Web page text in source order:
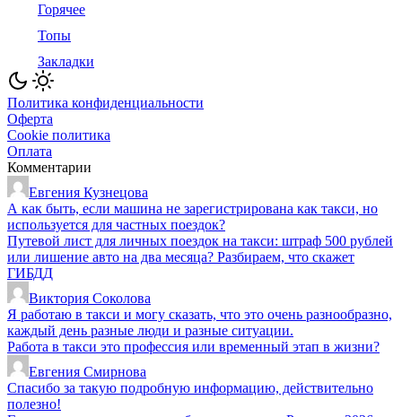
Горячее
Топы
Закладки
Политика конфиденциальности
Оферта
Cookie политика
Оплата
Комментарии
Евгения Кузнецова
А как быть, если машина не зарегистрирована как такси, но
используется для частных поездок?
Путевой лист для личных поездок на такси: штраф 500 рублей
или лишение авто на два месяца? Разбираем, что скажет
ГИБДД
Виктория Соколова
Я работаю в такси и могу сказать, что это очень разнообразно,
каждый день разные люди и разные ситуации.
Работа в такси это профессия или временный этап в жизни?
Евгения Смирнова
Спасибо за такую подробную информацию, действительно
полезно!